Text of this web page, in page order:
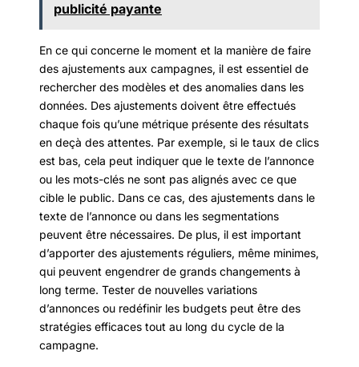
publicité payante
En ce qui concerne le moment et la manière de faire
des ajustements aux campagnes, il est essentiel de
rechercher des modèles et des anomalies dans les
données. Des ajustements doivent être effectués
chaque fois qu’une métrique présente des résultats
en deçà des attentes. Par exemple, si le taux de clics
est bas, cela peut indiquer que le texte de l’annonce
ou les mots-clés ne sont pas alignés avec ce que
cible le public. Dans ce cas, des ajustements dans le
texte de l’annonce ou dans les segmentations
peuvent être nécessaires. De plus, il est important
d’apporter des ajustements réguliers, même minimes,
qui peuvent engendrer de grands changements à
long terme. Tester de nouvelles variations
d’annonces ou redéfinir les budgets peut être des
stratégies efficaces tout au long du cycle de la
campagne.